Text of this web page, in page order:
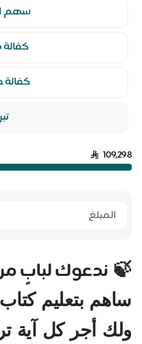
سهم
كفالة
كفالة حلقة
109,298
🍃 ندعوك لبابٍ
ساهم بتعليم كتاب
ولك أجر كل آية